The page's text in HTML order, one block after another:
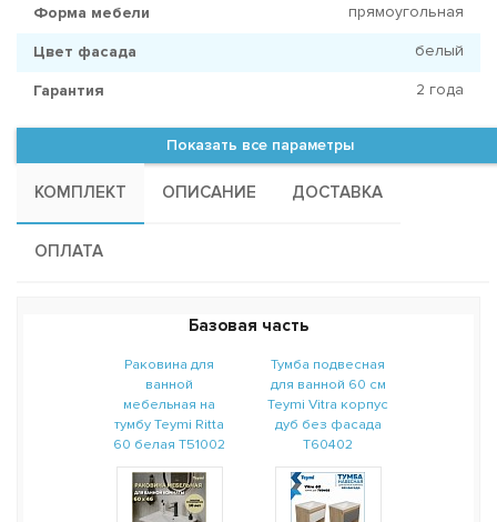
Форма мебели прямоугольная
Цвет фасада белый
Гарантия 2 года
Показать все параметры
КОМПЛЕКТ ОПИСАНИЕ ДОСТАВКА
ОПЛАТА
Базовая часть
Раковина для
ванной
мебельная на
тумбу Teymi Ritta
60 белая T51002
Тумба подвесная
для ванной 60 см
Teymi Vitra корпус
дуб без фасада
T60402